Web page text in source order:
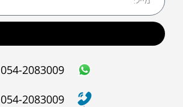
054-2083009
054-2083009